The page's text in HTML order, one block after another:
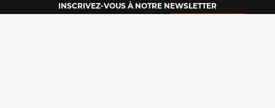
INSCRIVEZ-VOUS À NOTRE NEWSLETTER